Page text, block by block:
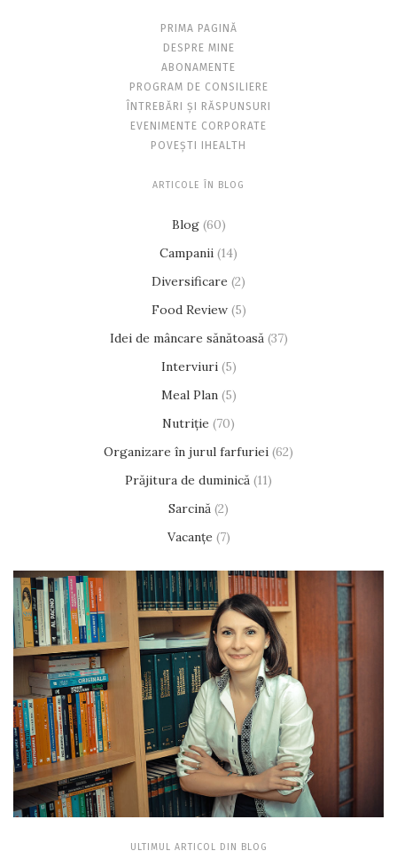
PRIMA PAGINĂ
DESPRE MINE
ABONAMENTE
PROGRAM DE CONSILIERE
ÎNTREBĂRI ȘI RĂSPUNSURI
EVENIMENTE CORPORATE
POVEȘTI IHEALTH
ARTICOLE ÎN BLOG
Blog(60)
Campanii (14)
Diversificare (2)
Food Review(5)
Idei de mâncare sănătoasă(37)
Interviuri(5)
Meal Plan(5)
Nutriție (70)
Organizare în jurul farfuriei (62)
Prăjitura de duminică (11)
Sarcină (2)
Vacanțe (7)
ULTIMUL ARTICOL DIN BLOG